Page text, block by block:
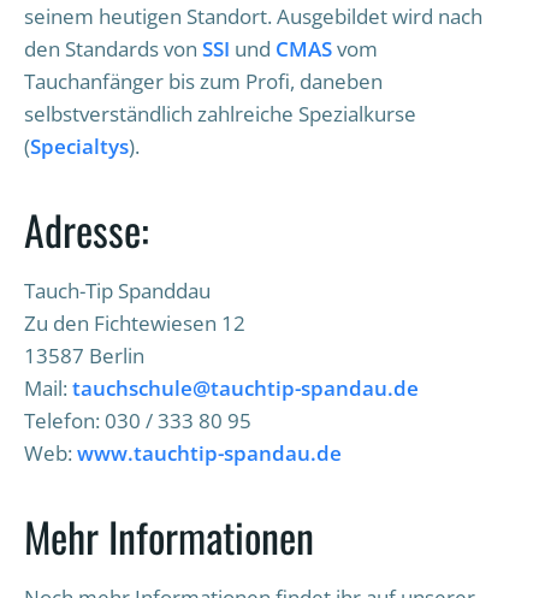
seinem heutigen Standort. Ausgebildet wird nach
den Standards von SSI und CMASvom
Tauchanfänger bis zum Profi, daneben
selbstverständlich zahlreiche Spezialkurse
(Specialtys).
Adresse:
Tauch-Tip Spanddau
Zu den Fichtewiesen 12
13587 Berlin
Mail: tauchschule@tauchtip-spandau.de
Telefon: 030 / 333 80 95
Web: www.tauchtip-spandau.de
Mehr Informationen